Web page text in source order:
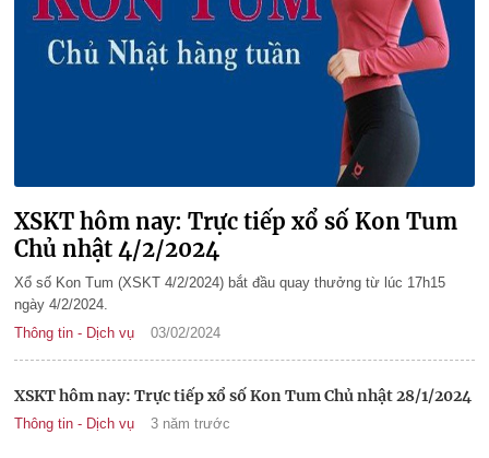
XSKT hôm nay: Trực tiếp xổ số Kon Tum
Chủ nhật 4/2/2024
Xổ số Kon Tum (XSKT 4/2/2024) bắt đầu quay thưởng từ lúc 17h15
ngày 4/2/2024.
Thông tin - Dịch vụ
03/02/2024
XSKT hôm nay: Trực tiếp xổ số Kon Tum Chủ nhật 28/1/2024
Thông tin - Dịch vụ 3 năm trước